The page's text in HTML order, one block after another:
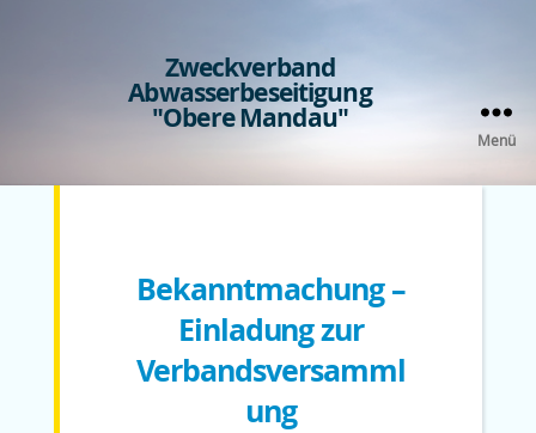
Zweckverband
Abwasserbeseitigung
"Obere Mandau"
Menü
Kategorien
Bekanntmachung –
Einladung zur
Verbandsversamml
ung